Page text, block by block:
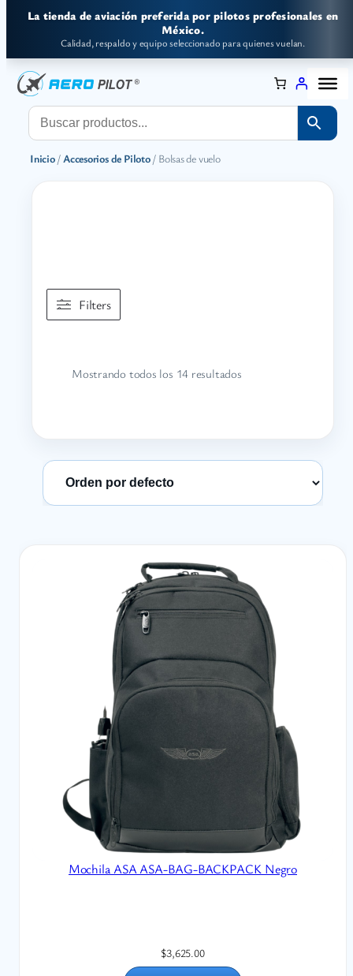
Saltar
contenido
La tienda de aviación preferida por pilotos profesionales en
México.
Calidad, respaldo y equipo seleccionado para quienes vuelan.
Inicio/Accesorios de Piloto/ Bolsas de vuelo
Filters
Mostrando todos los 14 resultados
Mochila ASA ASA-BAG-BACKPACK Negro
$3,625.00